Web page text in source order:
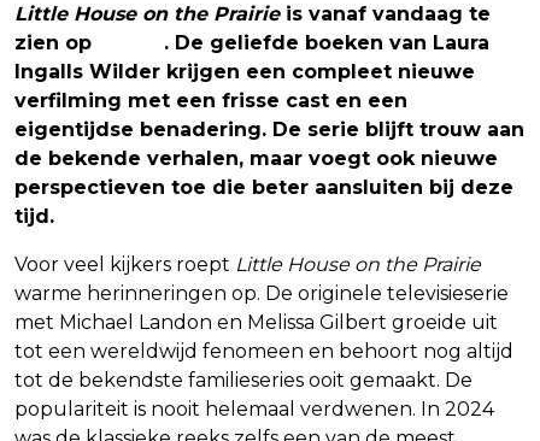
Little House on the Prairieis vanaf vandaag te
zien op
. De geliefde boeken van Laura
Ingalls Wilder krijgen een compleet nieuwe
verfilming met een frisse cast en een
eigentijdse benadering. De serie blijft trouw aan
de bekende verhalen, maar voegt ook nieuwe
perspectieven toe die beter aansluiten bij deze
tijd.
Voor veel kijkers roept Little House on the Prairie
warme herinneringen op. De originele televisieserie
met Michael Landon en Melissa Gilbert groeide uit
tot een wereldwijd fenomeen en behoort nog altijd
tot de bekendste familieseries ooit gemaakt. De
populariteit is nooit helemaal verdwenen. In 2024